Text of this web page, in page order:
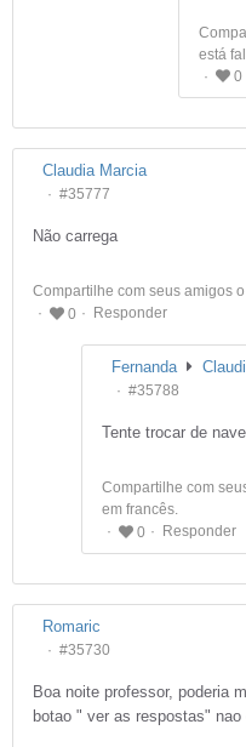
está
0
Claudia Marcia
#35777
Não carrega
Compartilhe com seus amigos
0
Responder
Fernanda
#35788
Tente trocar de
Compartilhe com
em francês.
0
Responder
Romaric
#35730
Boa noite professor, poderia
botao " ver as respostas"